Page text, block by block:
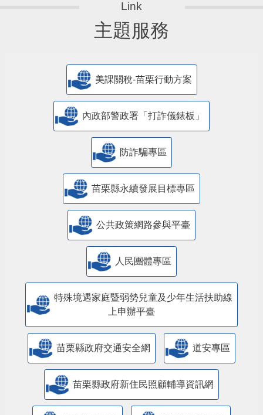
主題服務
美課關稅-苗栗行動方案
內政部警政署「打詐儀錶板」
防詐騙專區
苗栗縣永續發展目標專區
公共政策網路參與平臺
人民團體專區
特殊境遇家庭暨弱勢兒童及少年生活扶助線
上申辦平臺
苗栗縣政府交通安全網 道安專區
苗栗縣政府新住民照顧輔導資訊網